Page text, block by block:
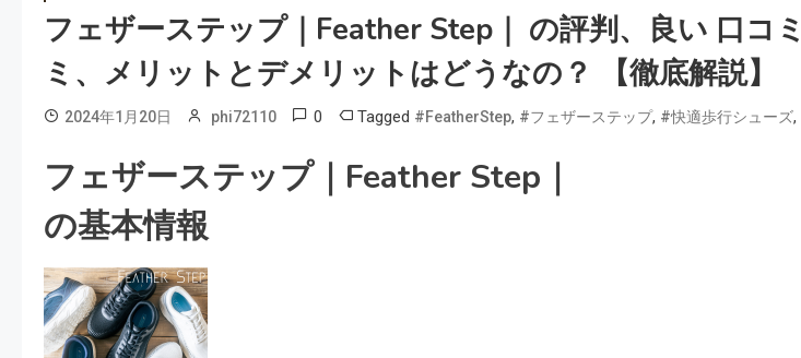
フェザーステップ｜Feather Step｜ の評判、良い 口コ
ミ、メリットとデメリットはどうなの？ 【徹底解説】
2024年1月20日 phi72110 0 Tagged #FeatherStep, #フェザーステップ, #快適歩行シューズ,
フェザーステップ｜Feather Step｜
の基本情報